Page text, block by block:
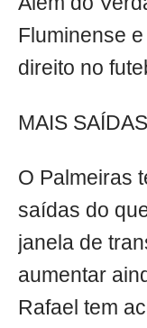
Fluminense
direito no
MAIS
O Palmeiras
saídas do
janela de
aumentar
Rafael tem